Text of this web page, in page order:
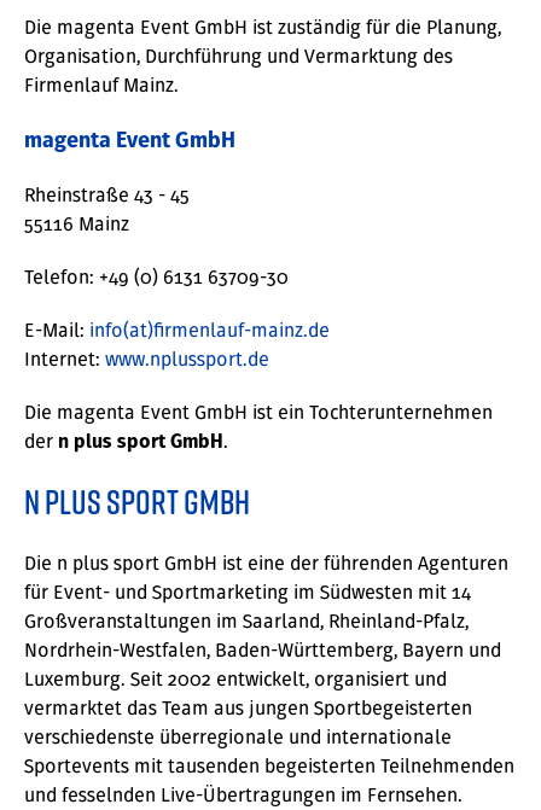
Die magenta Event GmbH ist zuständig für die Planung,
Organisation, Durchführung und Vermarktung des
Firmenlauf Mainz.
magenta Event GmbH
Rheinstraße 43 - 45
55116 Mainz
Telefon: +49 (0) 6131 63709-30
E-Mail: info(at)firmenlauf-mainz.de
Internet: www.nplussport.de
Die magenta Event GmbH ist ein Tochterunternehmen
der n plus sport GmbH.
n plus sport GmbH
Die n plus sport GmbH ist eine der führenden Agenturen
für Event- und Sportmarketing im Südwesten mit 14
Großveranstaltungen im Saarland, Rheinland-Pfalz,
Nordrhein-Westfalen, Baden-Württemberg, Bayern und
Luxemburg. Seit 2002 entwickelt, organisiert und
vermarktet das Team aus jungen Sportbegeisterten
verschiedenste überregionale und internationale
Sportevents mit tausenden begeisterten Teilnehmenden
und fesselnden Live-Übertragungen im Fernsehen.